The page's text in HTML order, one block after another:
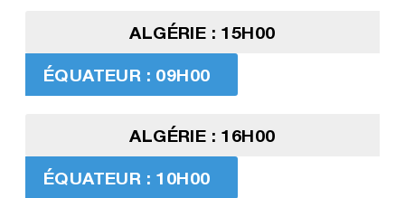
ALGÉRIE : 15H00
ÉQUATEUR : 09H00
ALGÉRIE : 16H00
ÉQUATEUR : 10H00